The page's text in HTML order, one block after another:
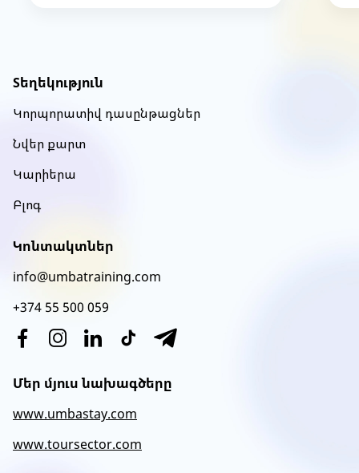
Տեղեկություն
Կորպորատիվ դասընթացներ
Նվեր քարտ
Կարիերա
Բլոգ
Կոնտակտներ
info@umbatraining.com
+374 55 500 059
Մեր մյուս նախագծերը
www.umbastay.com
www.toursector.com